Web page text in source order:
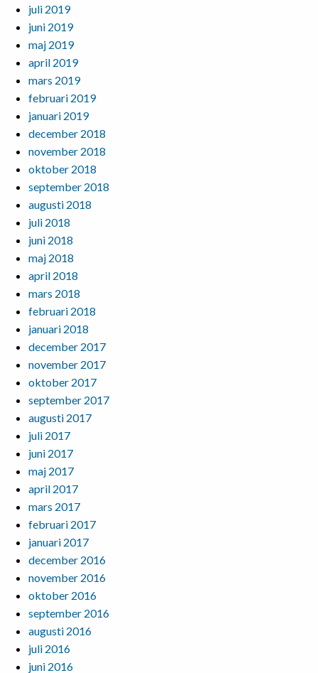
juli 2019
juni 2019
maj 2019
april 2019
mars 2019
februari 2019
januari 2019
december 2018
november 2018
oktober 2018
september 2018
augusti 2018
juli 2018
juni 2018
maj 2018
april 2018
mars 2018
februari 2018
januari 2018
december 2017
november 2017
oktober 2017
september 2017
augusti 2017
juli 2017
juni 2017
maj 2017
april 2017
mars 2017
februari 2017
januari 2017
december 2016
november 2016
oktober 2016
september 2016
augusti 2016
juli 2016
juni 2016